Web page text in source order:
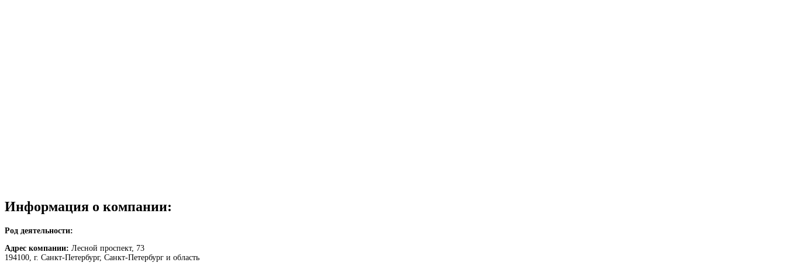
Информация о компании:
Род деятельности:
Адрес компании: Лесной проспект, 73
194100, г. Санкт-Петербург, Санкт-Петербург и область